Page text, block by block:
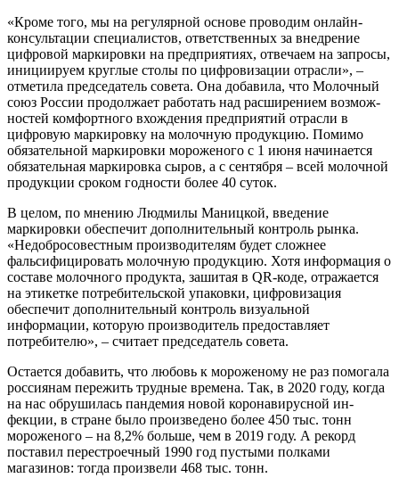
«Кроме того, мы на регулярной основе проводим онлайн-
консульта­ции специалистов, ответственных за внедрение
цифровой маркировки на предприятиях, отвечаем на запросы,
инициируем круглые столы по циф­ровизации отрасли», –
отметила пред­седатель совета. Она добавила, что Молочный
союз России продолжает работать над расширением возмож­
ностей комфортного вхождения пред­приятий отрасли в
цифровую мар­кировку на молочную продукцию. Помимо
обязательной маркировки мороженого с 1 июня начинается
обязательная маркировка сыров, а с сентября – всей молочной
продукции сроком годности более 40 суток.
В целом, по мнению Людмилы Ма­ницкой, введение
маркировки обеспе­чит дополнительный контроль рынка.
«Недобросовестным производителям будет сложнее
фальсифицировать мо­лочную продукцию. Хотя информация о
составе молочного продукта, заши­тая в QR-коде, отражается
на этикетке потребительской упаковки, цифро­визация
обеспечит дополнительный контроль визуальной
информации, которую производитель предоставля­ет
потребителю», – считает председа­тель совета.
Остается добавить, что любовь к мороженому не раз помогала
россиянам пережить трудные времена. Так, в 2020 году, когда
на нас обрушилась пандемия новой коронавирусной ин­
фекции, в стране было произведено более 450 тыс. тонн
мороженого – на 8,2% больше, чем в 2019 году. А рекорд
поставил перестроечный 1990 год пустыми полками
магазинов: тогда произвели 468 тыс. тонн.